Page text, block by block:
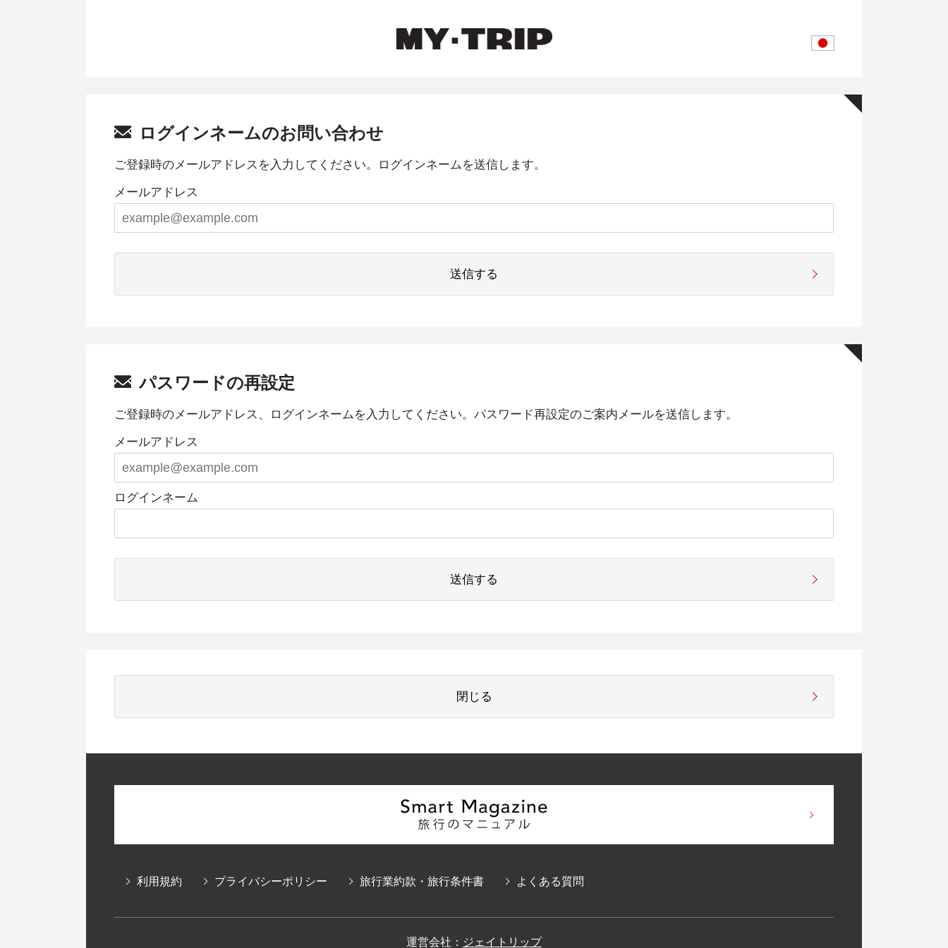
ログインネームのお問い合わせ
ご登録時のメールアドレスを入力してください。ログインネームを送信します。
メールアドレス
送信する
パスワードの再設定
ご登録時のメールアドレス、ログインネームを入力してください。パスワード再設定のご案内メールを送信します。
メールアドレス
ログインネーム
送信する
閉じる
利用規約 プライバシーポリシー 旅行業約款・旅行条件書 よくある質問
運営会社： ジェイトリップ